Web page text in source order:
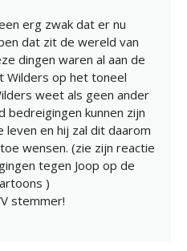
erg zwak dat er nu
dat zit de wereld van
dingen waren al aan de
Wilders op het toneel
weet als geen ander
bedreigingen kunnen zijn
leven en hij zal dit daarom
wensen. (zie zijn reactie
tegen Joop op de
)
stemmer!